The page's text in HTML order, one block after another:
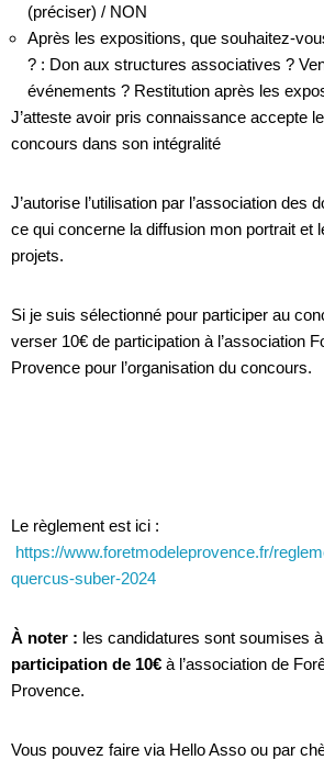
(préciser) / NON
Après les expositions, que souhaitez-
? : Don aux structures associatives ?
événements ? Restitution après les
J’atteste avoir pris connaissance accepte
concours dans son intégralité
J’autorise l’utilisation par l’association des
ce qui concerne la diffusion mon portrait et
projets.
Si je suis sélectionné pour participer au
verser 10€ de participation à l’association
Provence pour l’organisation du concours.
Le règlement est ici :
https://www.foretmodeleprovence.fr/
quercus-suber-2024
À noter : les candidatures sont soumises
participation de 10€ à l’association de
Provence.
Vous pouvez faire via Hello Asso ou par